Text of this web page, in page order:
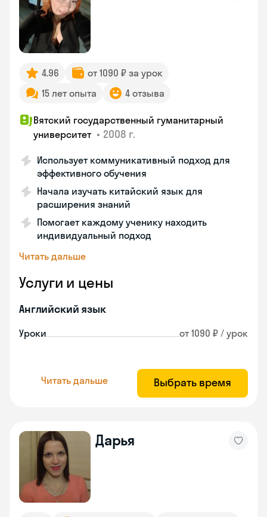
4.96
от 1090 ₽ за урок
15 лет опыта
4 отзыва
Вятский государственный гуманитарный
университет • 2008 г.
Использует коммуникативный подход для
эффективного обучения
Начала изучать китайский язык для
расширения знаний
Помогает каждому ученику находить
индивидуальный подход
Читать дальше
Услуги и цены
Английский язык
Уроки от 1090 ₽ / урок
Читать дальше Выбрать время
Дарья